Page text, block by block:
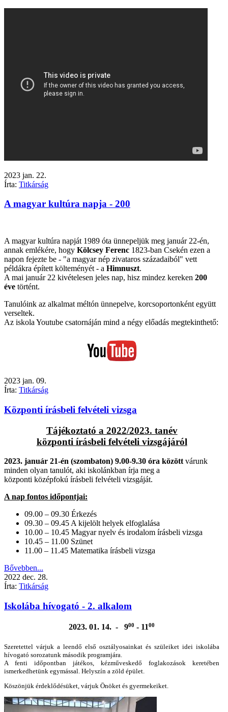
2023 jan. 22.
Írta: Titkárság
A magyar kultúra napja - 200
A magyar kultúra napját 1989 óta ünnepeljük meg január 22-én,
annak emlékére, hogy Kölcsey Ferenc 1823-ban Csekén ezen a
napon fejezte be - "a magyar nép zivataros századaiból" vett
példákra épített költeményét - a Himnuszt.
A mai január 22 kivételesen jeles nap, hisz mindez kereken 200
éve történt.
Tanulóink az alkalmat méltón ünnepelve, korcsoportonként együtt
verseltek.
Az iskola Youtube csatornáján mind a négy előadás megtekinthető:
2023 jan. 09.
Írta: Titkárság
Központi írásbeli felvételi vizsga
Tájékoztató a 2022/2023. tanév
központi írásbeli felvételi vizsgájáról
2023. január 21-én (szombaton) 9.00-9.30 óra között várunk
minden olyan tanulót, aki iskolánkban írja meg a
központi középfokú írásbeli felvételi vizsgáját.
A nap fontos időpontjai:
09.00 – 09.30 Érkezés
09.30 – 09.45 A kijelölt helyek elfoglalása
10.00 – 10.45 Magyar nyelv és irodalom írásbeli vizsga
10.45 – 11.00 Szünet
11.00 – 11.45 Matematika írásbeli vizsga
Bővebben...
2022 dec. 28.
Írta: Titkárság
Iskolába hívogató - 2. alkalom
2023. 01. 14. - 900 - 1100
Szeretettel várjuk a leendő első osztályosainkat és szüleiket idei iskolába
hívogató sorozatunk második programjára.
A fenti időpontban játékos, kézműveskedő foglakozások keretében
ismerkedhetünk egymással. Helyszín a zöld épület.
Köszönjük érdeklődésüket, várjuk Önöket és gyermekeiket.